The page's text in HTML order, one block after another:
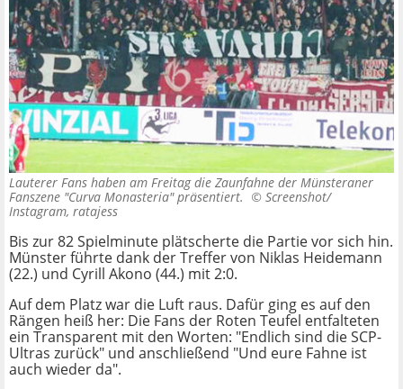
Lauterer Fans haben am Freitag die Zaunfahne der Münsteraner
Fanszene "Curva Monasteria" präsentiert. © Screenshot/
Instagram, ratajess
Bis zur 82 Spielminute plätscherte die Partie vor sich hin.
Münster führte dank der Treffer von Niklas Heidemann
(22.) und Cyrill Akono (44.) mit 2:0.
Auf dem Platz war die Luft raus. Dafür ging es auf den
Rängen heiß her: Die Fans der Roten Teufel entfalteten
ein Transparent mit den Worten: "Endlich sind die SCP-
Ultras zurück" und anschließend "Und eure Fahne ist
auch wieder da".